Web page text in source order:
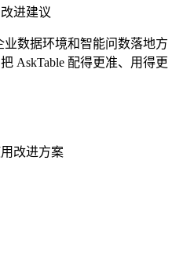
进建议
业数据环境和智能问数落地方
AskTable 配得更准、用得更
改进方案